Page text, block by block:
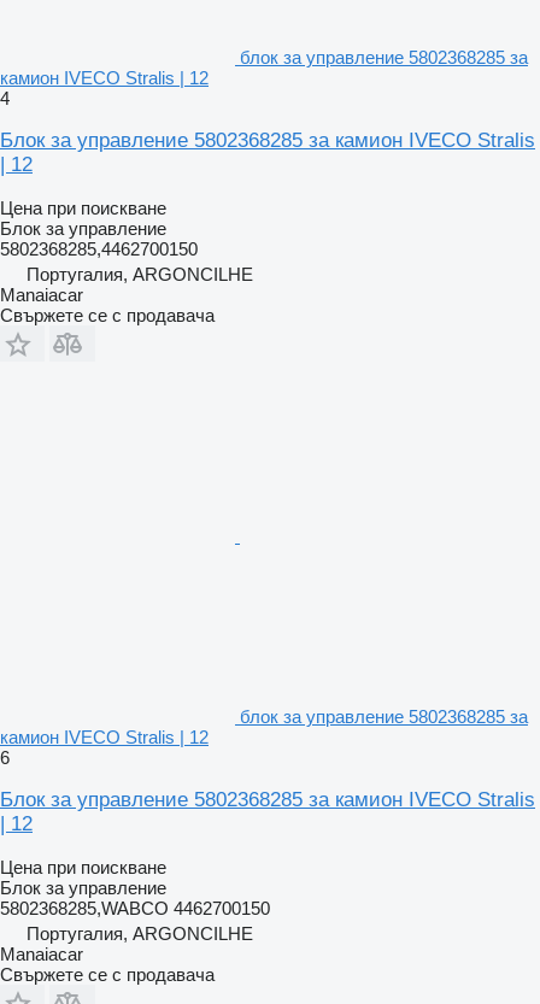
блок за управление 5802368285 за
камион IVECO Stralis | 12
4
Блок за управление 5802368285 за камион IVECO Stralis
| 12
Цена при поискване
Блок за управление
5802368285,4462700150
Португалия, ARGONCILHE
Manaiacar
Свържете се с продавача
блок за управление 5802368285 за
камион IVECO Stralis | 12
6
Блок за управление 5802368285 за камион IVECO Stralis
| 12
Цена при поискване
Блок за управление
5802368285,WABCO 4462700150
Португалия, ARGONCILHE
Manaiacar
Свържете се с продавача